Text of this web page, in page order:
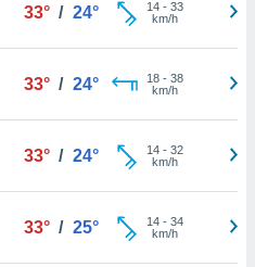
33° / 24° 14- 33
km/h
33° / 24° 18- 38
km/h
33° / 24° 14- 32
km/h
33° / 25° 14- 34
km/h